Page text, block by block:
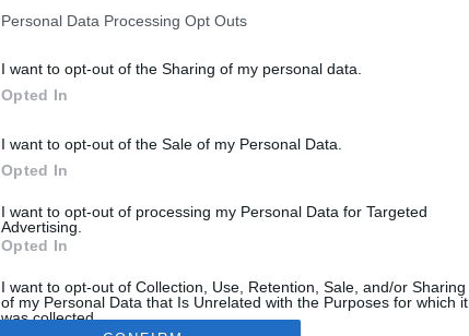
Personal Data Processing Opt Outs
I want to opt-out of the Sharing of my personal data.
Opted In
I want to opt-out of the Sale of my Personal Data.
Opted In
I want to opt-out of processing my Personal Data for Targeted
Advertising.
Opted In
I want to opt-out of Collection, Use, Retention, Sale, and/or Sharing
of my Personal Data that Is Unrelated with the Purposes for which it
was collected.